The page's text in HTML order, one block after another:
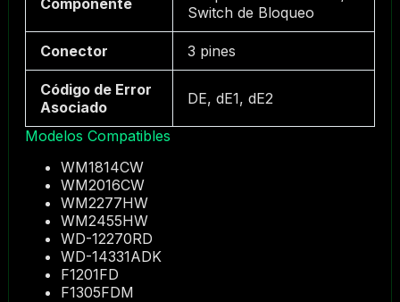
Switch de Bloqueo
Conector 3 pines
Código de Error
Asociado
DE, dE1, dE2
Modelos Compatibles
WM1814CW
WM2016CW
WM2277HW
WM2455HW
WD-12270RD
WD-14331ADK
F1201FD
F1305FDM